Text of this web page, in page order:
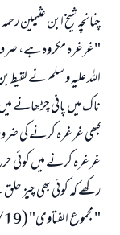
چنانچہ شیخ ابن عثیمین
"غرغرہ مکروہ ہے، صرف
اللہ علیہ و سلم نے
ناک میں پانی چڑھانے
کبھی غرغرہ کرنے کی
غرغرہ کرنے میں کوئی
رکھے کہ کوئی بھی
" مجموع الفتاوى" (19/ 255)